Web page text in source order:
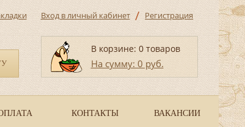
Вход в личный кабинет / Регистрация
В корзине: 0 товаров
На сумму: 0 руб.
КОНТАКТЫ ВАКАНСИИ